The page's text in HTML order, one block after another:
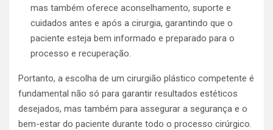
mas também oferece aconselhamento, suporte e
cuidados antes e após a cirurgia, garantindo que o
paciente esteja bem informado e preparado para o
processo e recuperação.
Portanto, a escolha de um cirurgião plástico competente é
fundamental não só para garantir resultados estéticos
desejados, mas também para assegurar a segurança e o
bem-estar do paciente durante todo o processo cirúrgico.